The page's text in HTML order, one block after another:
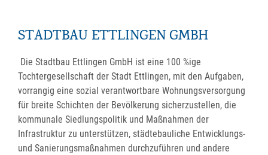
STADTBAU ETTLINGEN GMBH
Die Stadtbau Ettlingen GmbH ist eine 100 %ige
Tochtergesellschaft der Stadt Ettlingen, mit den Aufgaben,
vorrangig eine sozial verantwortbare Wohnungsversorgung
für breite Schichten der Bevölkerung sicherzustellen, die
kommunale Siedlungspolitik und Maßnahmen der
Infrastruktur zu unterstützen, städtebauliche Entwicklungs-
und Sanierungsmaßnahmen durchzuführen und andere